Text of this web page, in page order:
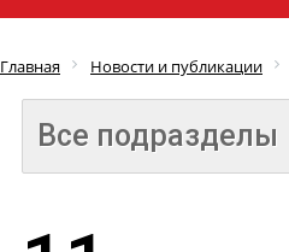
Главная Новости и публикации
Все подразделы